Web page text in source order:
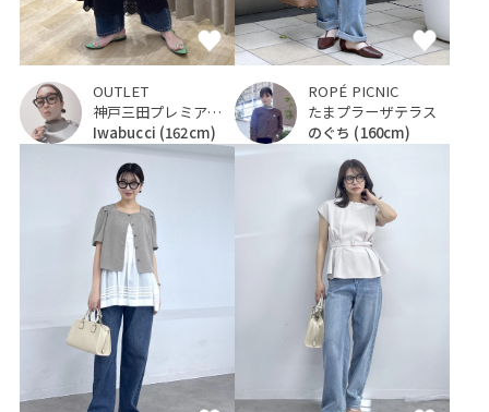
OUTLET
神戸三田プレミアム・アウトレット
Iwabucci (162cm)
ROPÉ PICNIC
たまプラーザテラス
のぐち (160cm)